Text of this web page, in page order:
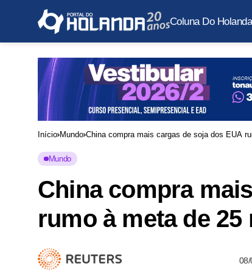
Coluna Do Holanda
Início Mundo China compra mais cargas de soja dos EUA
Mundo
China compra
rumo à meta de